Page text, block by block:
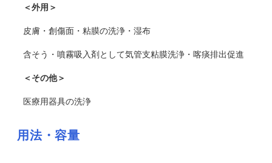
＜外用＞
皮膚・創傷面・粘膜の洗浄・湿布
含そう・噴霧吸入剤として気管支粘膜洗浄・喀痰排出促進
＜その他＞
医療用器具の洗浄
用法・容量